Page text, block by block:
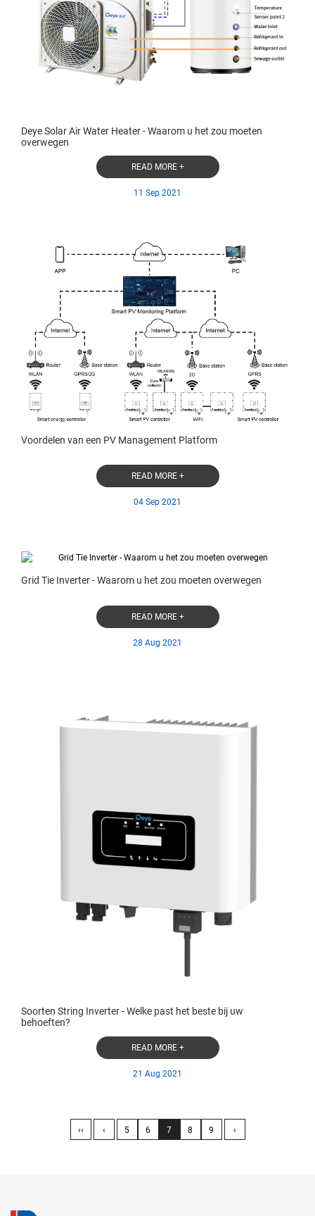
Deye Solar Air Water Heater - Waarom u het zou moeten
overwegen
READ MORE +
11 Sep 2021
Voordelen van een PV Management Platform
READ MORE +
04 Sep 2021
Grid Tie Inverter - Waarom u het zou moeten overwegen
READ MORE +
28 Aug 2021
Soorten String Inverter - Welke past het beste bij uw
behoeften?
READ MORE +
21 Aug 2021
‹‹ ‹ 5 6 7 8 9 ›